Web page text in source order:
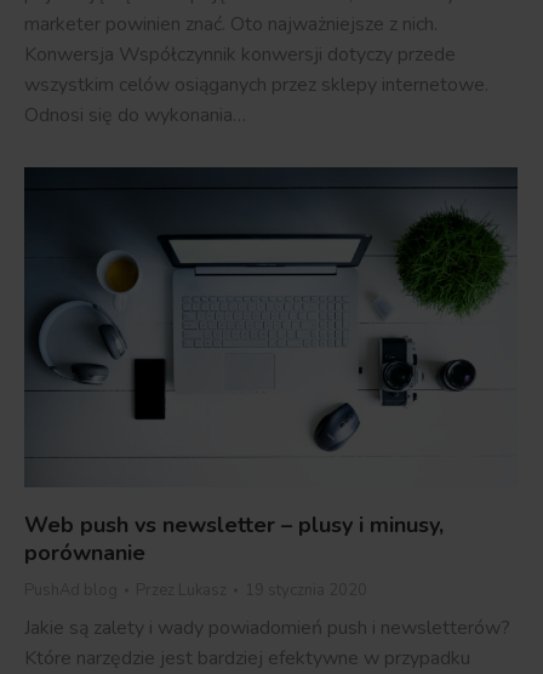
marketer powinien znać. Oto najważniejsze z nich.
Konwersja Współczynnik konwersji dotyczy przede
wszystkim celów osiąganych przez sklepy internetowe.
Odnosi się do wykonania…
Web push vs newsletter – plusy i minusy,
porównanie
Jakie są zalety i wady powiadomień push i newsletterów?
Które narzędzie jest bardziej efektywne w przypadku